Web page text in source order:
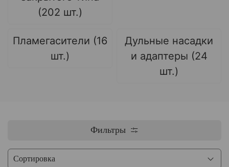
(202 шт.)
Пламегасители (16
шт.)
Дульные насадки
и адаптеры (24
шт.)
Фильтры